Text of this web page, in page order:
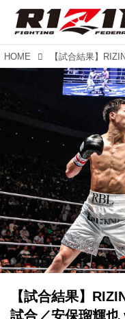
HOME
【試合結果】
試合／安保瑠輝